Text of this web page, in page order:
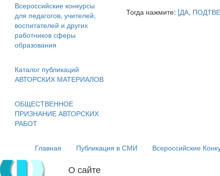
Всероссийские конкурсы
для педагогов, учителей,
воспитателей и других
работников сферы
образования
Каталог публикаций
АВТОРСКИХ МАТЕРИАЛОВ
ОБЩЕСТВЕННОЕ
ПРИЗНАНИЕ АВТОРСКИХ
РАБОТ
Тогда нажмите: [ДА,
Главная Публикация в СМИ Всероссийские
О сайте